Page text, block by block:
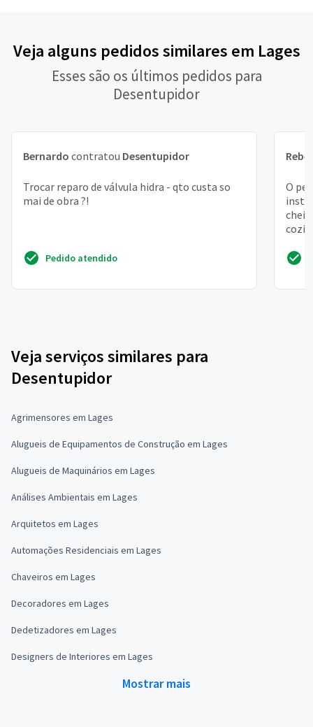
Veja alguns pedidos similares em Lages
Esses são os últimos pedidos para
Desentupidor
Bernardo contratou Desentupidor
Trocar reparo de válvula hidra - qto custa so
mai de obra ?!
Pedido atendido
O
Veja serviços similares para
Desentupidor
Agrimensores em Lages
Alugueis de Equipamentos de Construção em Lages
Alugueis de Maquinários em Lages
Análises Ambientais em Lages
Arquitetos em Lages
Automações Residenciais em Lages
Chaveiros em Lages
Decoradores em Lages
Dedetizadores em Lages
Designers de Interiores em Lages
Mostrar mais